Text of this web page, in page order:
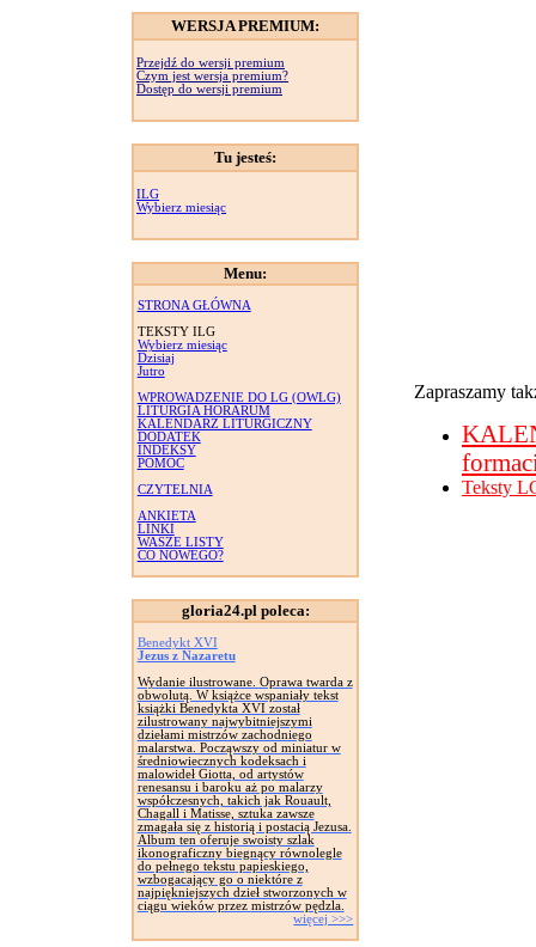
WERSJA PREMIUM:
Przejdź do wersji premium
Czym jest wersja premium?
Dostęp do wersji premium
Tu jesteś:
ILG
Wybierz miesiąc
Menu:
STRONA GŁÓWNA
TEKSTY ILG
Wybierz miesiąc
Dzisiaj
Jutro
WPROWADZENIE DO LG (OWLG)
LITURGIA HORARUM
KALENDARZ LITURGICZNY
DODATEK
INDEKSY
POMOC
CZYTELNIA
ANKIETA
LINKI
WASZE LISTY
CO NOWEGO?
gloria24.pl poleca:
Benedykt XVI
Jezus z Nazaretu
Wydanie ilustrowane. Oprawa twarda z
obwolutą. W książce wspaniały tekst
książki Benedykta XVI został
zilustrowany najwybitniejszymi
dziełami mistrzów zachodniego
malarstwa. Począwszy od miniatur w
średniowiecznych kodeksach i
malowideł Giotta, od artystów
renesansu i baroku aż po malarzy
współczesnych, takich jak Rouault,
Chagall i Matisse, sztuka zawsze
zmagała się z historią i postacią Jezusa.
Album ten oferuje swoisty szlak
ikonograficzny biegnący równolegle
do pełnego tekstu papieskiego,
wzbogacający go o niektóre z
najpiękniejszych dzieł stworzonych w
ciągu wieków przez mistrzów pędzla.
więcej >>>
Zapraszamy
Teksty